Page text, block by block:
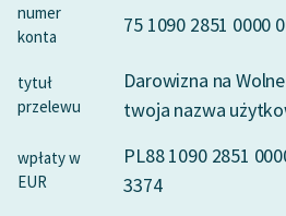
numer
konta
75 1090 2851 0000
tytuł
przelewu
Darowizna na
twoja nazwa
wpłaty w
EUR
PL88 1090 2851
3374